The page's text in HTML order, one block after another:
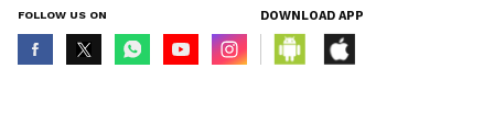
FOLLOW US ON DOWNLOAD APP